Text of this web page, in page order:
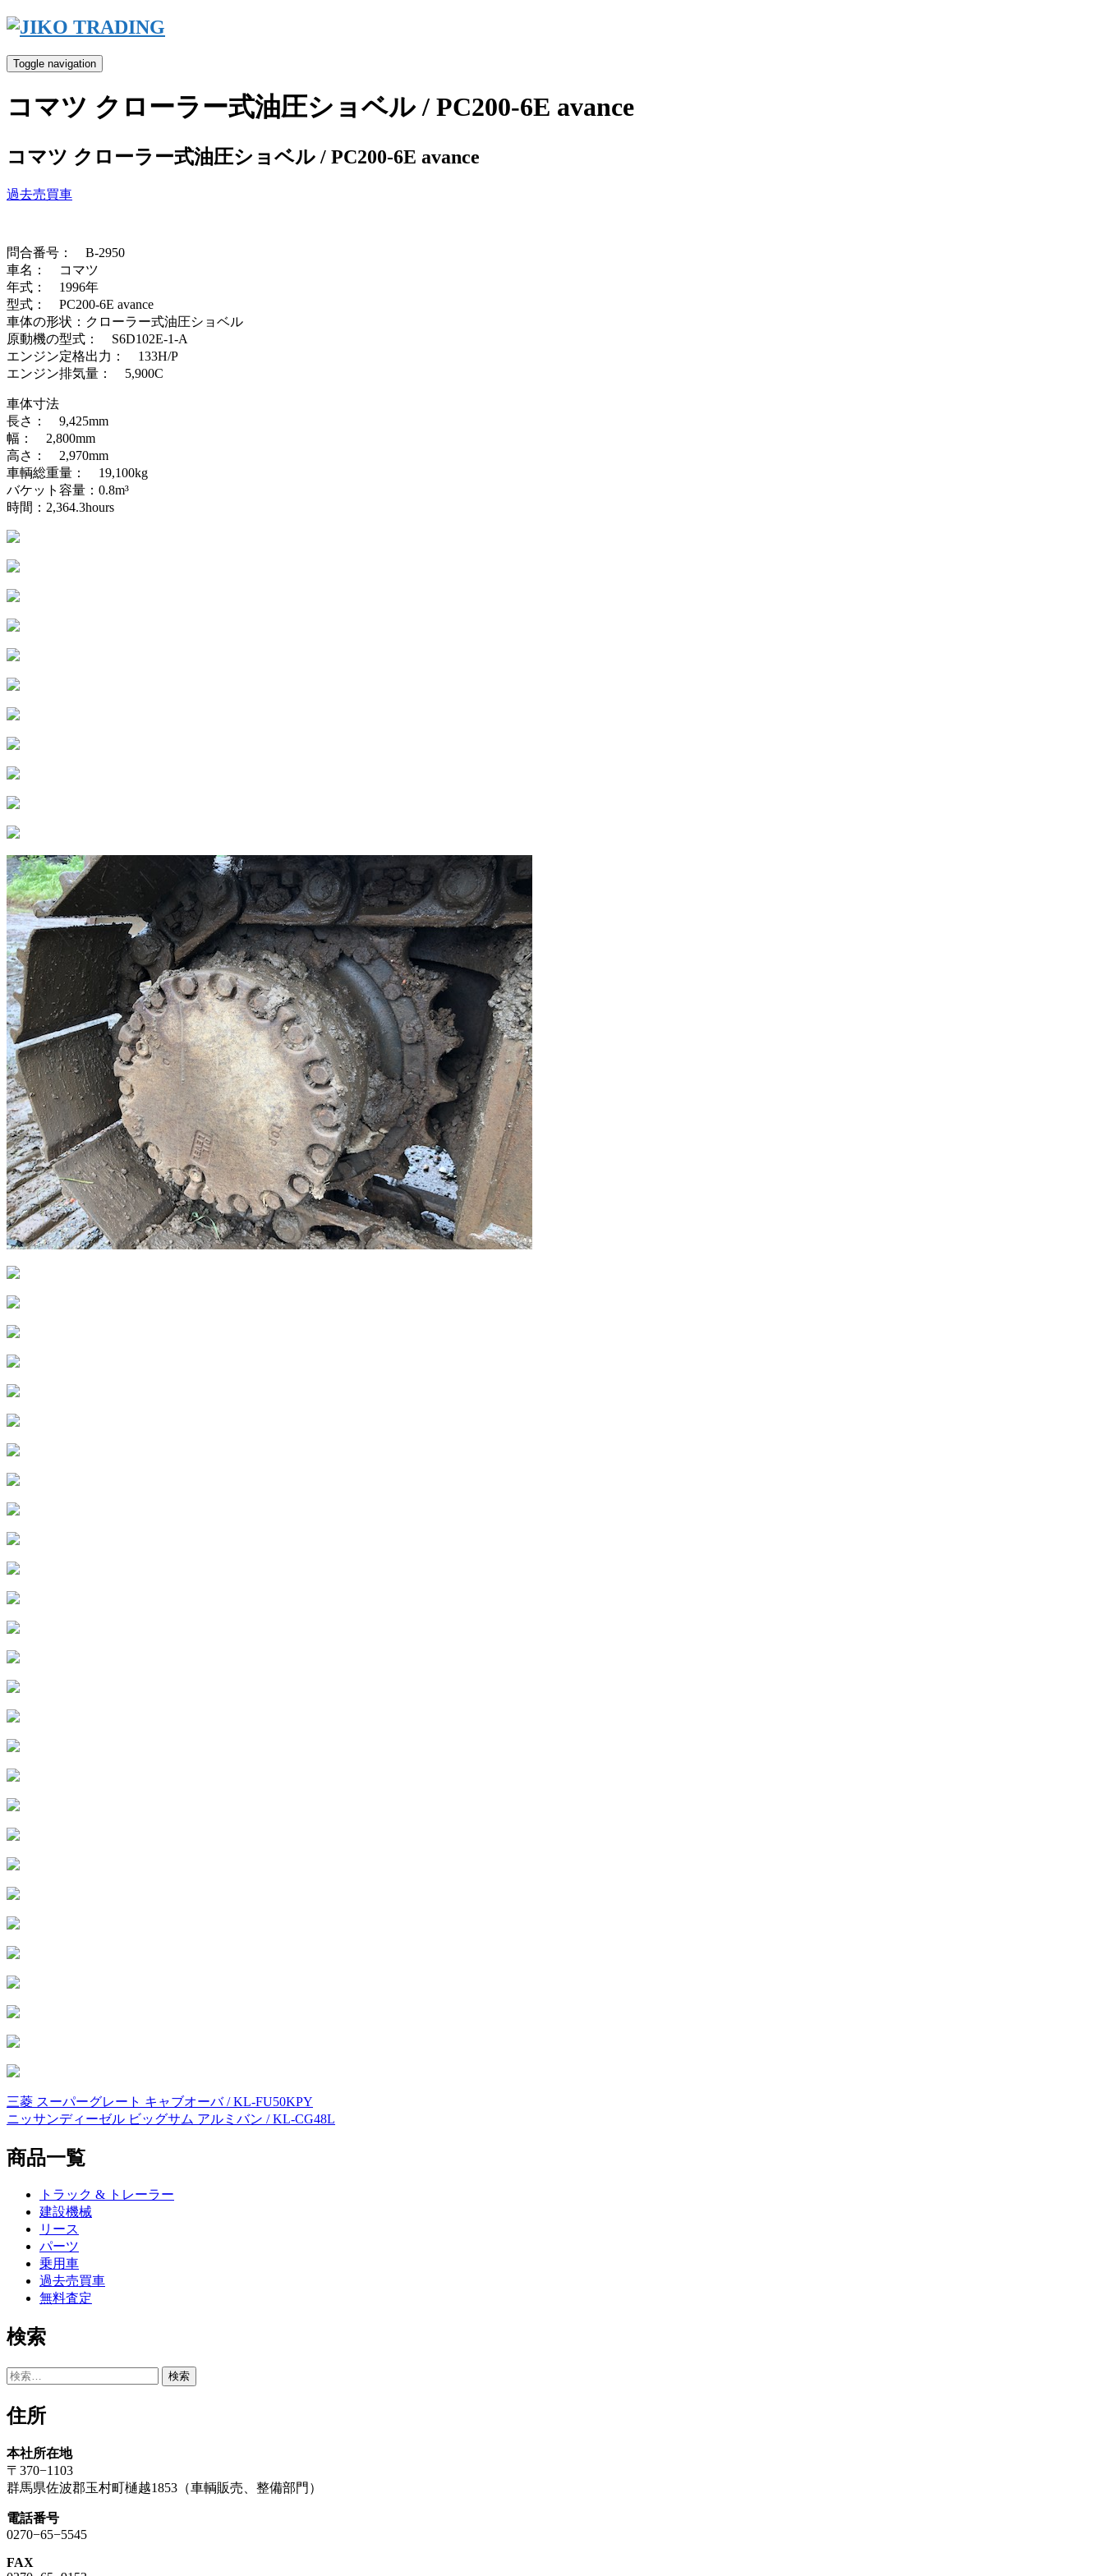
Skip
content
Toggle navigation
コマツ クローラー式油圧ショベル / PC200-6E avance
コマツ クローラー式油圧ショベル / PC200-6E avance
過去売買車
問合番号： B-2950
車名： コマツ
年式： 1996年
型式： PC200-6E avance
車体の形状：クローラー式油圧ショベル
原動機の型式： S6D102E-1-A
エンジン定格出力： 133H/P
エンジン排気量： 5,900C
車体寸法
長さ： 9,425mm
幅： 2,800mm
高さ： 2,970mm
車輌総重量： 19,100kg
バケット容量：0.8m³
時間：2,364.3hours
投
稿
ナ
三菱 スーパーグレート キャブオーバ / KL-FU50KPY
ニッサンディーゼル ビッグサム アルミバン / KL-CG48L
商品一覧
トラック & トレーラー
建設機械
リース
パーツ
乗用車
過去売買車
無料査定
検索
検
住所
本社所在地
〒370−1103
群馬県佐波郡玉村町樋越1853（車輌販売、整備部門）
電話番号
0270−65−5545
FAX